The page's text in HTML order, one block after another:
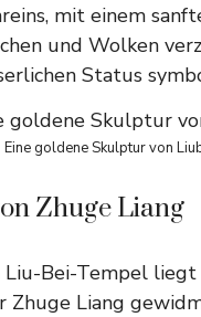
mit einem
und Wolken
Status
Eine goldene Skulptur von
Zhuge Liang
Bei-Tempel
Zhuge Liang